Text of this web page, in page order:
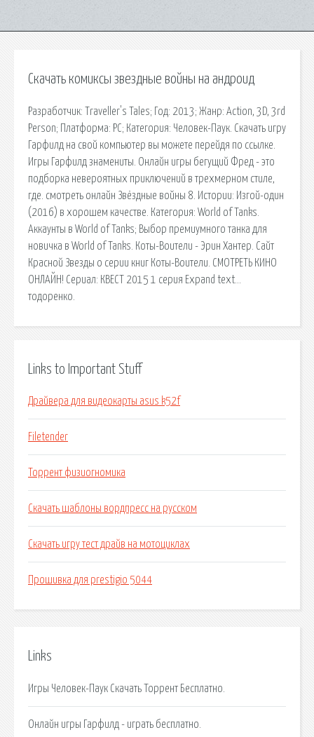
Скачать комиксы звездные войны на андроид
Разработчик: Traveller's Tales; Год: 2013; Жанр: Action, 3D, 3rd
Person; Платформа: PC; Категория: Человек-Паук. Скачать игру
Гарфилд на свой компьютер вы можете перейдя по ссылке.
Игры Гарфилд знамениты. Онлайн игры бегущий Фред - это
подборка невероятных приключений в трехмерном стиле,
где. смотреть онлайн Звёздные войны 8. Истории: Изгой-один
(2016) в хорошем качестве. Категория: World of Tanks.
Аккаунты в World of Tanks; Выбор премиумного танка для
новичка в World of Tanks. Коты-Воители - Эрин Хантер. Сайт
Красной Звезды о серии книг Коты-Воители. СМОТРЕТЬ КИНО
ОНЛАЙН! Сериал: КВЕСТ 2015 1 серия Expand text…
тодоренко.
Links to Important Stuff
Драйвера для видеокарты asus k52f
Filetender
Торрент физиогномика
Скачать шаблоны вордпресс на русском
Скачать игру тест драйв на мотоциклах
Прошивка для prestigio 5044
Links
Игры Человек-Паук Скачать Торрент Бесплатно.
Онлайн игры Гарфилд - играть бесплатно.